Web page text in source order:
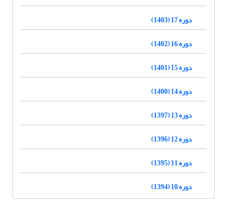
دوره 17 (1403)
دوره 16 (1402)
دوره 15 (1401)
دوره 14 (1400)
دوره 13 (1397)
دوره 12 (1396)
دوره 11 (1395)
دوره 10 (1394)